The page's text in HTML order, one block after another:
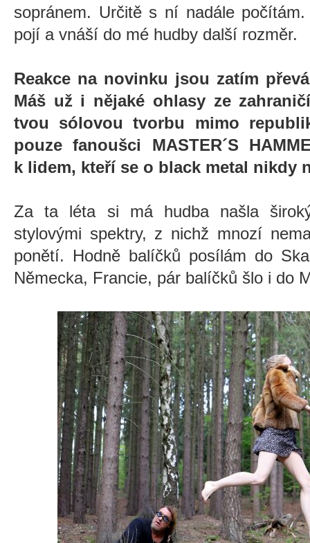
sopránem. Určitě s ní nadále
pojí a vnáší do mé hudby další rozměr.
Reakce na novinku jsou zatím
Máš už i nějaké ohlasy ze
tvou sólovou tvorbu mimo
pouze fanoušci MASTER´S
k lidem, kteří se o black metal nikdy
Za ta léta si má hudba našla
stylovými spektry, z nichž mnozí
ponětí. Hodně balíčků posílám do
Německa, Francie, pár balíčků šlo i do